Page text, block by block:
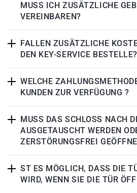
MUSS ICH ZUSÄTZLICHE
VEREINBAREN?
FALLEN ZUSÄTZLICHE
DEN KEY-SERVICE BESTELLE?
WELCHE
KUNDEN ZUR VERFÜGUNG ?
MUSS DAS SCHLOSS NACH
AUSGETAUSCHT WERDEN
ZERSTÖRUNGSFREI
ST ES MÖGLICH, DASS DIE
WIRD, WENN SIE DIE TÜR